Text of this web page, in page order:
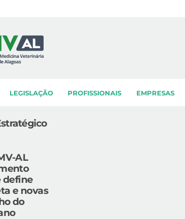
LEGISLAÇÃO PROFISSIONAIS EMPRESAS
AL
define
e novas
do